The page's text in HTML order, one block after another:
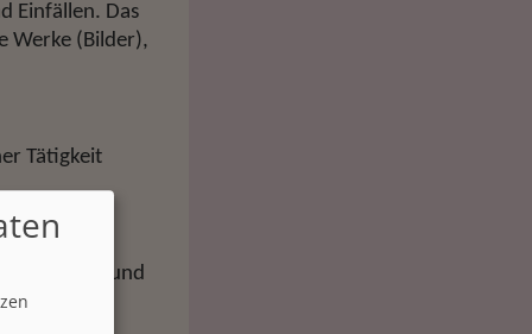
Einfällen. Das
Werke (Bilder),
Tätigkeit
sich sicher und